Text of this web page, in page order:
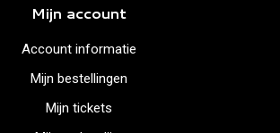
Mijn account
Account informatie
Mijn bestellingen
Mijn tickets